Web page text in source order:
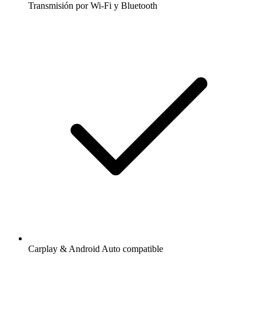
Transmisión por Wi-Fi y Bluetooth
Carplay & Android Auto compatible